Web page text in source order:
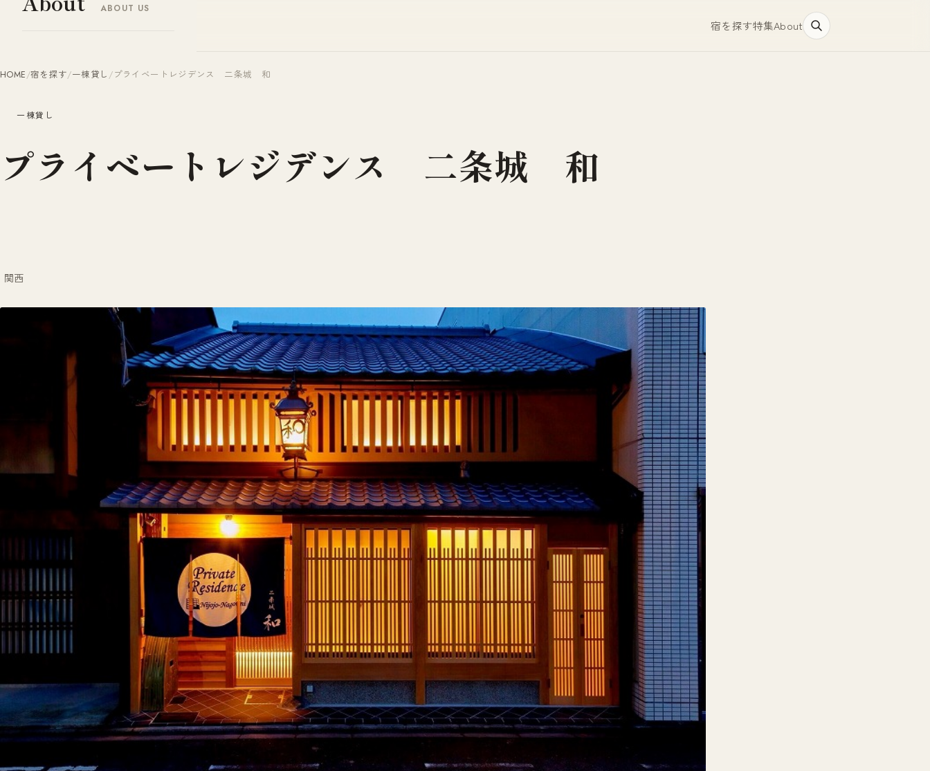
宿を探す特集About
ABOUT US
HOME/宿を探す/一棟貸し /プライベートレジデンス 二条城 和
一棟貸し
プライベートレジデンス 二条城 和
関西